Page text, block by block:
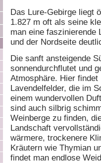
Das Lure-Gebirge liegt
1.827 m oft als seine
man eine faszinierende
und der Nordseite
Die sanft ansteigende
sonnendurchflutet und
Atmosphäre. Hier
Lavendelfelder, die im
einem wundervollen
sind auch silbrig
Weinberge zu finden,
Landschaft
wärmere, trockenere
Kräutern wie Thymian
findet man endlose